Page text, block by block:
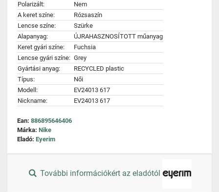
Polarizált:
Nem
A keret színe:
Rózsaszín
Lencse színe:
Szürke
Alapanyag:
ÚJRAHASZNOSÍTOTT műanyag
Keret gyári színe:
Fuchsia
Lencse gyári színe: Grey
Gyártási anyag:
RECYCLED plastic
Típus:
Női
Modell:
EV24013 617
Nickname:
EV24013 617
Ean: 886895646406
Márka: Nike
Eladó: Eyerim
További információkért az eladótól